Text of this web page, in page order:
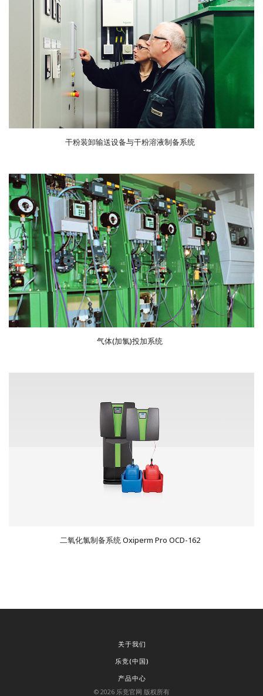
干粉装卸输送设备与干粉溶液制备系统
气体(加氯)投加系统
二氧化氯制备系统 Oxiperm Pro OCD-162
关于我们
乐竞(中国)
产品中心
© 2026乐竞官网 版权所有